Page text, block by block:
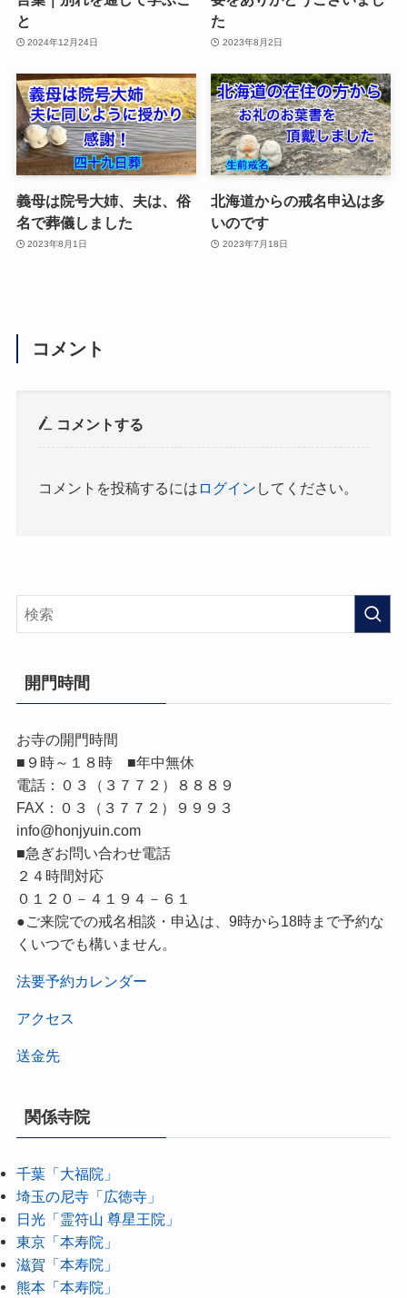
と
2024年12月24日
た
2023年8月2日
義母は院号大姉、夫は、俗
名で葬儀しました
2023年8月1日
北海道からの戒名申込は多
いのです
2023年7月18日
コメント
コメントする
コメントを投稿するには ログイン してください。
開門時間
お寺の開門時間
■９時～１８時 ■年中無休
電話：０３（３７７２）８８８９
FAX：０３（３７７２）９９９３
info@honjyuin.com
■急ぎお問い合わせ電話
２４時間対応
０１２０－４１９４－６１
●ご来院での戒名相談・申込は、9時から18時まで予約な
くいつでも構いません。
法要予約カレンダー
アクセス
送金先
関係寺院
千葉「大福院」
埼玉の尼寺「広徳寺」
日光「霊符山 尊星王院」
東京「本寿院」
滋賀「本寿院」
熊本「本寿院」